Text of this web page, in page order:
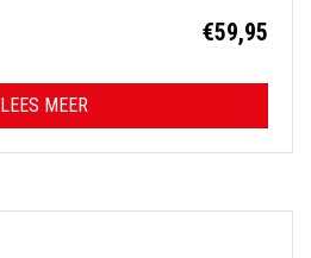
€59,95
LEES MEER